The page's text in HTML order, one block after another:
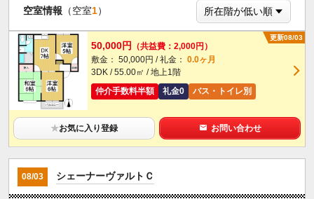
空室情報 （空室1）
更新08/03
50,000円 （共益費：2,000円）
敷金： 50,000円 / 礼金： 0.0ヶ月
3DK / 55.00㎡ / 地上1階
仲介手数料半額
礼金0 バス・トイレ別
★お気に入り登録 お問い合わせ
08/03 シェーナーヴァルトＣ